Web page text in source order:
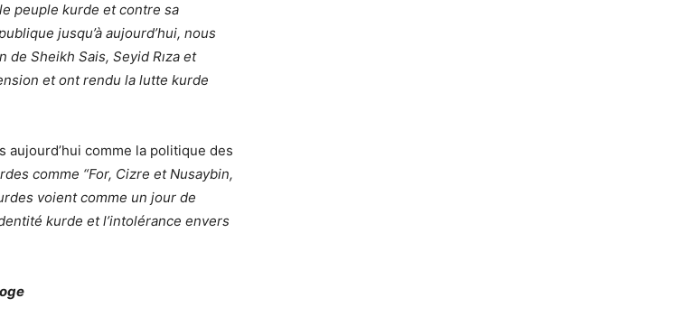
peuple kurde et contre sa
jusqu’à aujourd’hui, nous
Sheikh Sais, Seyid Rıza et
et ont rendu la lutte kurde
aujourd’hui comme la politique des
comme “For, Cizre et Nusaybin,
voient comme un jour de
kurde et l’intolérance envers